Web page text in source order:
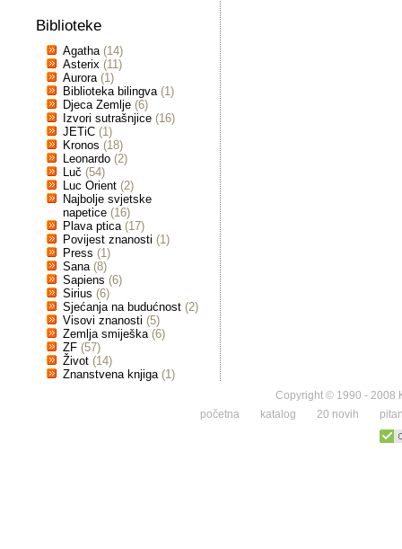
Biblioteke
Agatha (14)
Asterix (11)
Aurora (1)
Biblioteka bilingva (1)
Djeca Zemlje (6)
Izvori sutrašnjice (16)
JETiC (1)
Kronos (18)
Leonardo (2)
Luč (54)
Luc Orient (2)
Najbolje svjetske
napetice (16)
Plava ptica (17)
Povijest znanosti (1)
Press (1)
Sana (8)
Sapiens (6)
Sirius (6)
Sjećanja na budućnost (2)
Visovi znanosti (5)
Zemlja smiješka (6)
ZF (57)
Život (14)
Znanstvena knjiga (1)
Copyright © 1990 - 2008
početna
katalog 20 novih